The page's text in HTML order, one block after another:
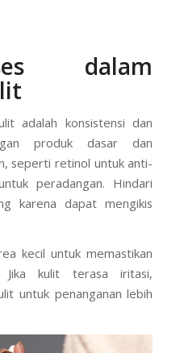
dalam
adalah konsistensi dan
produk dasar dan
seperti retinol untuk anti-
peradangan. Hindari
karena dapat mengikis
kecil untuk memastikan
kulit terasa iritasi,
untuk penanganan lebih